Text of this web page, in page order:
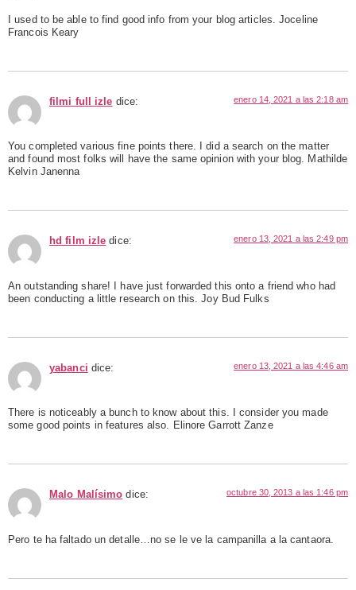
I used to be able to find good info from your blog articles. Joceline
Francois Keary
filmi full izle dice: enero 14, 2021 a las 2:18 am
You completed various fine points there. I did a search on the matter
and found most folks will have the same opinion with your blog. Mathilde
Kelvin Janenna
hd film izle dice: enero 13, 2021 a las 2:49 pm
An outstanding share! I have just forwarded this onto a friend who had
been conducting a little research on this. Joy Bud Fulks
yabanci dice: enero 13, 2021 a las 4:46 am
There is noticeably a bunch to know about this. I consider you made
some good points in features also. Elinore Garrott Zanze
Malo Malísimo dice: octubre 30, 2013 a las 1:46 pm
Pero te ha faltado un detalle…no se le ve la campanilla a la cantaora.